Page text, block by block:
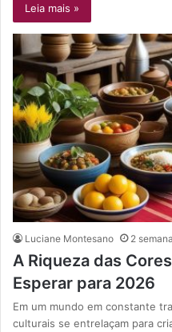
Leia mais »
Luciane Montesano 2
A Riqueza das
Esperar para 2026
Em um mundo em constante
culturais se entrelaçam para